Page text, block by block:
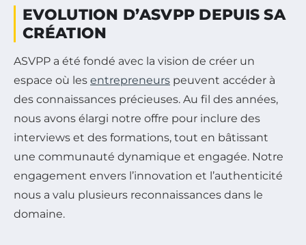
EVOLUTION D’ASVPP DEPUIS SA
CRÉATION
ASVPP a été fondé avec la vision de créer un
espace où les entrepreneurs peuvent accéder à
des connaissances précieuses. Au fil des années,
nous avons élargi notre offre pour inclure des
interviews et des formations, tout en bâtissant
une communauté dynamique et engagée. Notre
engagement envers l’innovation et l’authenticité
nous a valu plusieurs reconnaissances dans le
domaine.